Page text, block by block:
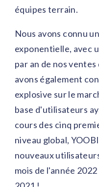
équipes terrain.
Nous avons connu
exponentielle, avec
par an de nos
avons également
explosive sur le
base d'utilisateurs
cours des cinq
niveau global,
nouveaux
mois de l'année